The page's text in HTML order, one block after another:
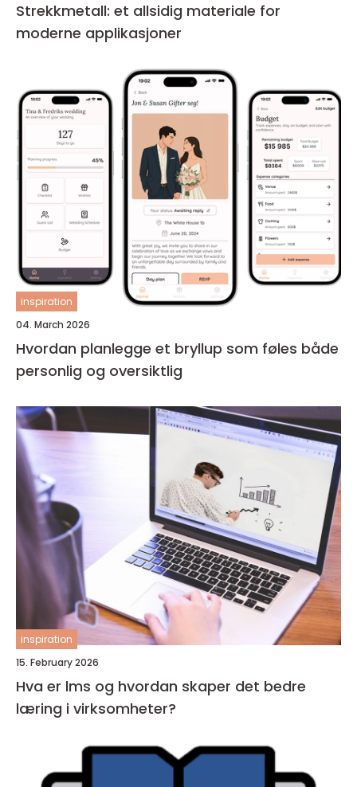
Strekkmetall: et allsidig materiale for
moderne applikasjoner
inspiration
04. March 2026
Hvordan planlegge et bryllup som føles både
personlig og oversiktlig
inspiration
15. February 2026
Hva er lms og hvordan skaper det bedre
læring i virksomheter?